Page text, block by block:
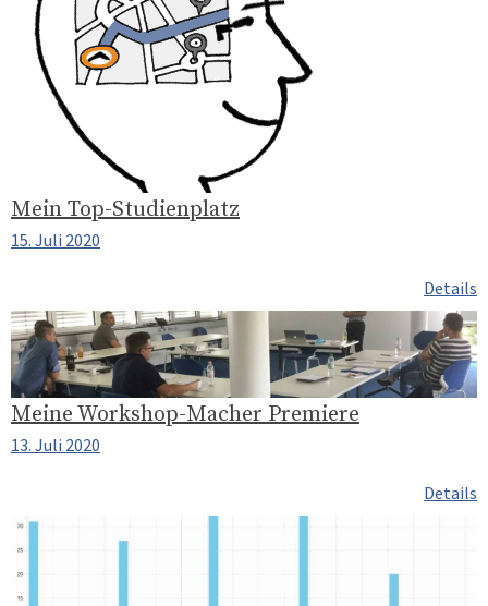
Mein Top-Studienplatz
15. Juli 2020
Details
Meine Workshop-Macher Premiere
13. Juli 2020
Details